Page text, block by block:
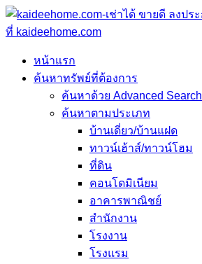
หน้าแรก
ค้นหาทรัพย์ที่ต้องการ
ค้นหาด้วย Advanced Search
ค้นหาตามประเภท
บ้านเดี่ยว/บ้านแฝด
ทาวน์เฮ้าส์/ทาวน์โฮม
ที่ดิน
คอนโดมิเนียม
อาคารพาณิชย์
สำนักงาน
โรงงาน
โรงแรม